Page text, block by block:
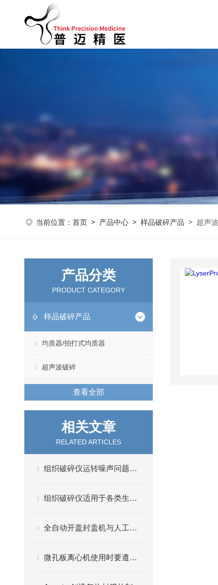
当前位置： 首页 > 产品中心 > 样品破碎产品 > 超声
产品分类
PRODUCT CATEGORY
样品破碎产品
均质器/拍打式均质器
超声波破碎
查看全部
相关文章
RELATED ARTICLES
组织破碎仪运转噪声问题怎么处理?
组织破碎仪适用于各类生物实验室和理化分析实验室
全自动开盖封盖机与人工封口效率对比分析
微孔板离心机使用时要遵守以下要求